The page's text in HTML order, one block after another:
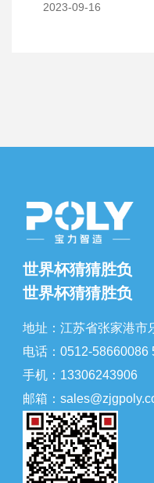
2023-09-16
世界杯猜猜胜负
世界杯猜猜胜负
地址：江苏省张家港市
电话：0512-58660086
手机：13306243906
邮箱：